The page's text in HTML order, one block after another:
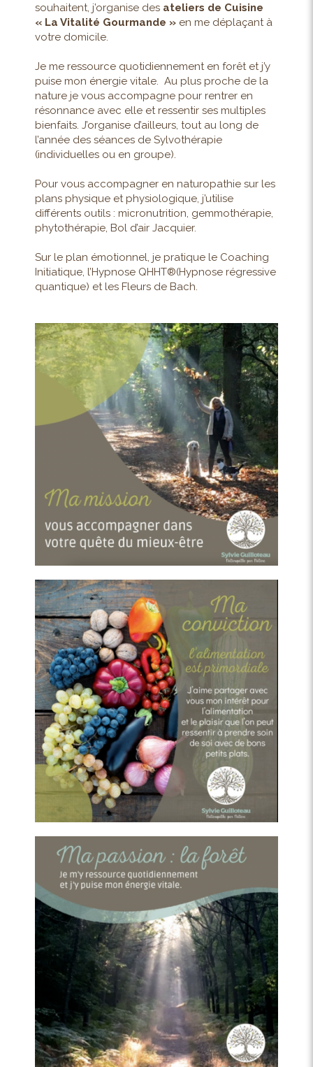
souhaitent, j’organise des ateliers de Cuisine
« La Vitalité Gourmande » en me déplaçant à
votre domicile.
Je me ressource quotidiennement en forêt et j’y
puise mon énergie vitale. Au plus proche de la
nature je vous accompagne pour rentrer en
résonnance avec elle et ressentir ses multiples
bienfaits. J’organise d’ailleurs, tout au long de
l’année des séances de Sylvothérapie
(individuelles ou en groupe).
Pour vous accompagner en naturopathie sur les
plans physique et physiologique, j’utilise
différents outils : micronutrition, gemmothérapie,
phytothérapie, Bol d’air Jacquier.
Sur le plan émotionnel, je pratique le Coaching
Initiatique, l’Hypnose QHHT®(Hypnose régressive
quantique) et les Fleurs de Bach.